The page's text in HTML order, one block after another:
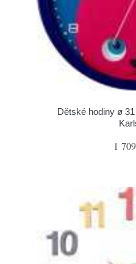
Dětské hodiny ø
1